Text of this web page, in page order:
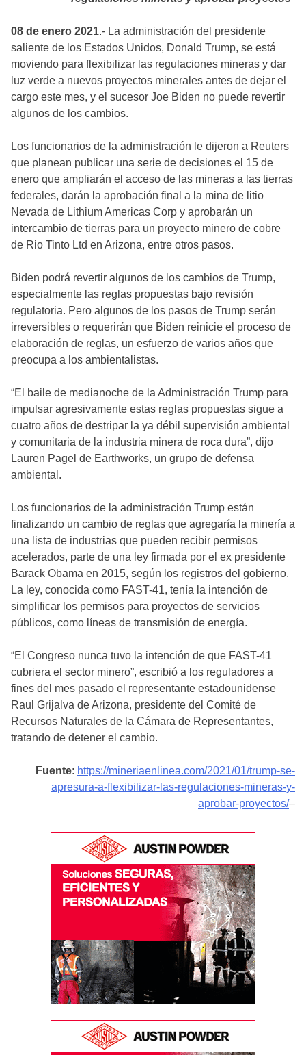
08 de enero 2021.- La administración del presidente
saliente de los Estados Unidos, Donald Trump, se está
moviendo para flexibilizar las regulaciones mineras y dar
luz verde a nuevos proyectos minerales antes de dejar el
cargo este mes, y el sucesor Joe Biden no puede revertir
algunos de los cambios.
Los funcionarios de la administración le dijeron a Reuters
que planean publicar una serie de decisiones el 15 de
enero que ampliarán el acceso de las mineras a las tierras
federales, darán la aprobación final a la mina de litio
Nevada de Lithium Americas Corp y aprobarán un
intercambio de tierras para un proyecto minero de cobre
de Rio Tinto Ltd en Arizona, entre otros pasos.
Biden podrá revertir algunos de los cambios de Trump,
especialmente las reglas propuestas bajo revisión
regulatoria. Pero algunos de los pasos de Trump serán
irreversibles o requerirán que Biden reinicie el proceso de
elaboración de reglas, un esfuerzo de varios años que
preocupa a los ambientalistas.
“El baile de medianoche de la Administración Trump para
impulsar agresivamente estas reglas propuestas sigue a
cuatro años de destripar la ya débil supervisión ambiental
y comunitaria de la industria minera de roca dura”, dijo
Lauren Pagel de Earthworks, un grupo de defensa
ambiental.
Los funcionarios de la administración Trump están
finalizando un cambio de reglas que agregaría la minería a
una lista de industrias que pueden recibir permisos
acelerados, parte de una ley firmada por el ex presidente
Barack Obama en 2015, según los registros del gobierno.
La ley, conocida como FAST-41, tenía la intención de
simplificar los permisos para proyectos de servicios
públicos, como líneas de transmisión de energía.
“El Congreso nunca tuvo la intención de que FAST-41
cubriera el sector minero”, escribió a los reguladores a
fines del mes pasado el representante estadounidense
Raul Grijalva de Arizona, presidente del Comité de
Recursos Naturales de la Cámara de Representantes,
tratando de detener el cambio.
Fuente: https://mineriaenlinea.com/2021/01/trump-se-
apresura-a-flexibilizar-las-regulaciones-mineras-y-
aprobar-proyectos/–